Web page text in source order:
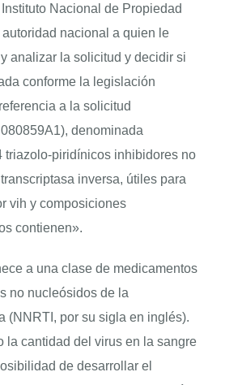
Nacional de Propiedad
autoridad nacional a quien le
analizar la solicitud y decidir si
conforme la legislación
a la solicitud
denominada
triazolo-piridínicos inhibidores no
inversa, útiles para
vih y composiciones
contienen».
a una clase de medicamentos
no nucleósidos de la
(NNRTI, por su sigla en inglés).
la cantidad del virus en la sangre
de desarrollar el